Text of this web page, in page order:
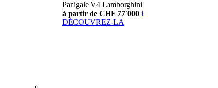
Panigale V4 Lamborghini
à partir de CHF 77´000 i
DÉCOUVREZ-LA